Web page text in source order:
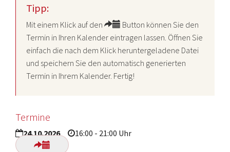
Tipp:
Mit einem Klick auf den
Button können Sie den
Termin in Ihren Kalender eintragen lassen. Öffnen Sie
einfach die nach dem Klick heruntergeladene Datei
und speichern Sie den automatisch generierten
Termin in Ihrem Kalender. Fertig!
Termine
24.10.2026 16:00 - 21:00 Uhr